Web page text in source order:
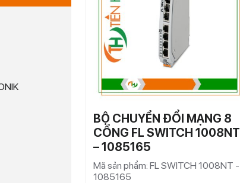
BỘ CHUYỂN ĐỔI MẠNG 8
CỔNG FL SWITCH 1008NT
– 1085165
Mã sản phẩm: FL SWITCH 1008NT -
1085165